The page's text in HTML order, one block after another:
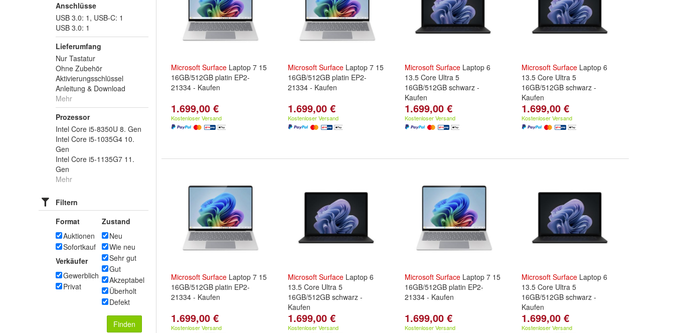
Anschlüsse
USB 3.0: 1, USB-C: 1
USB 3.0: 1
Lieferumfang
Nur Tastatur
Ohne Zubehör
Aktivierungsschlüssel
Anleitung & Download
Mehr
Prozessor
Intel Core i5-8350U 8. Gen
Intel Core i5-1035G4 10.
Gen
Intel Core i5-1135G7 11.
Gen
Mehr
Filtern
Format
Auktionen
Sofortkauf
Verkäufer
Gewerblich
Privat
Zustand
Neu
Wie neu
Sehr gut
Gut
Akzeptabel
Überholt
Defekt
Finden
Microsoft Surface Laptop 7 15
16GB/512GB platin EP2-
21334 - Kaufen
1.699,00 €
Kostenloser Versand
Microsoft Surface Laptop 7 15
16GB/512GB platin EP2-
21334 - Kaufen
1.699,00 €
Kostenloser Versand
Microsoft Surface Laptop 6
13.5 Core Ultra 5
16GB/512GB schwarz -
Kaufen
1.699,00 €
Kostenloser Versand
Microsoft Surface Laptop 6
13.5 Core Ultra 5
16GB/512GB schwarz -
Kaufen
1.699,00 €
Kostenloser Versand
Microsoft Surface Laptop 7 15
16GB/512GB platin EP2-
21334 - Kaufen
1.699,00 €
Kostenloser Versand
Microsoft Surface Laptop 6
13.5 Core Ultra 5
16GB/512GB schwarz -
Kaufen
1.699,00 €
Kostenloser Versand
Microsoft Surface Laptop 7 15
16GB/512GB platin EP2-
21334 - Kaufen
1.699,00 €
Kostenloser Versand
Microsoft Surface Laptop 6
13.5 Core Ultra 5
16GB/512GB schwarz -
Kaufen
1.699,00 €
Kostenloser Versand